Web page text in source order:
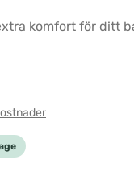
komfort för ditt